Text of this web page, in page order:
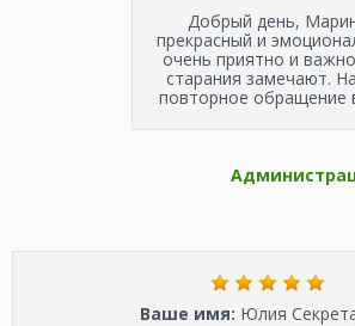
Добрый день,
прекрасный и
очень приятно и
старания замечают.
повторное обращение
Ваше имя: Юлия